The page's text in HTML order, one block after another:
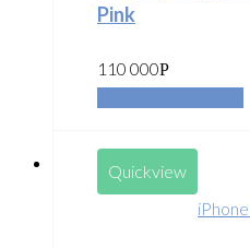
Pink
110 000Р
Quickview